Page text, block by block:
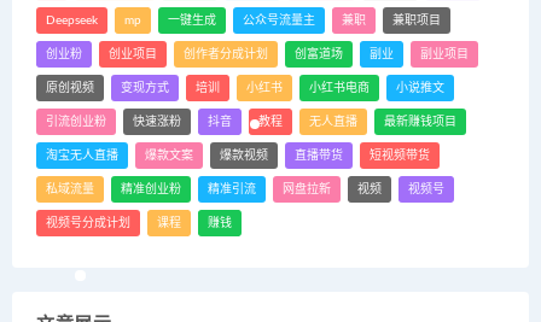
Deepseek mp 一键生成 公众号流量主 兼职 兼职项目
创业粉 创业项目 创作者分成计划 创富道场 副业 副业项目
原创视频 变现方式 培训 小红书 小红书电商 小说推文
引流创业粉 快速涨粉 抖音 教程 无人直播 最新赚钱项目
淘宝无人直播 爆款文案 爆款视频 直播带货 短视频带货
私域流量 精准创业粉 精准引流 网盘拉新 视频 视频号
视频号分成计划 课程 赚钱